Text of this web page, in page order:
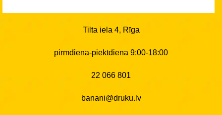
Tilta iela 4, Rīga
pirmdiena-piektdiena 9:00-18:00
22 066 801
banani@druku.lv